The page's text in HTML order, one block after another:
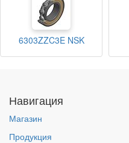
6303ZZC3E NSK
Навигация
Магазин
Продукция